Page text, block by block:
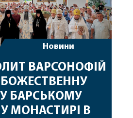
Новини
ВАРСОНОФІЙ
У БАРСЬКОМУ
МОНАСТИРІ В